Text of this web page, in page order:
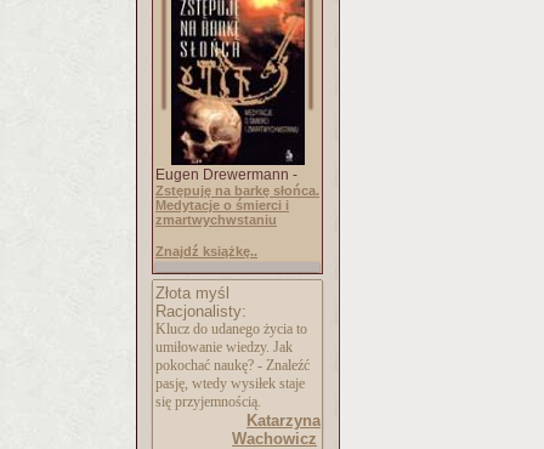
Eugen Drewermann -
Zstępuję na barkę słońca.
Medytacje o śmierci i
zmartwychwstaniu
Znajdź książkę..
Złota myśl
Racjonalisty:
Klucz do udanego życia to
umiłowanie wiedzy. Jak
pokochać naukę? - Znaleźć
pasję, wtedy wysiłek staje
się przyjemnością.
Katarzyna
Wachowicz